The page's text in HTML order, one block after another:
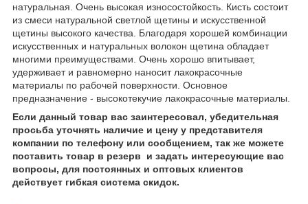
натуральная. Очень высокая износостойкость. Кисть состоит
из смеси натуральной светлой щетины и искусственной
щетины высокого качества. Благодаря хорошей комбинации
искусственных и натуральных волокон щетина обладает
многими преимуществами. Очень хорошо впитывает,
удерживает и равномерно наносит лакокрасочные
материалы по рабочей поверхности. Основное
предназначение - высокотекучие лакокрасочные материалы.
Если данный товар вас заинтересовал, убедительная
просьба уточнять наличие и цену у представителя
компании по телефону или сообщением, так же можете
поставить товар в резерв и задать интересующие вас
вопросы, для постоянных и оптовых клиентов
действует гибкая система скидок.